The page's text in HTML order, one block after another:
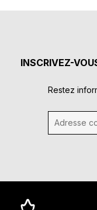
INSCRIVEZ-
Restez
Adresse